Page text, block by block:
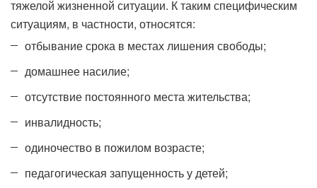
тяжелой жизненной ситуации. К таким специфическим
ситуациям, в частности, относятся:
отбывание срока в местах лишения свободы;
домашнее насилие;
отсутствие постоянного места жительства;
инвалидность;
одиночество в пожилом возрасте;
педагогическая запущенность у детей;